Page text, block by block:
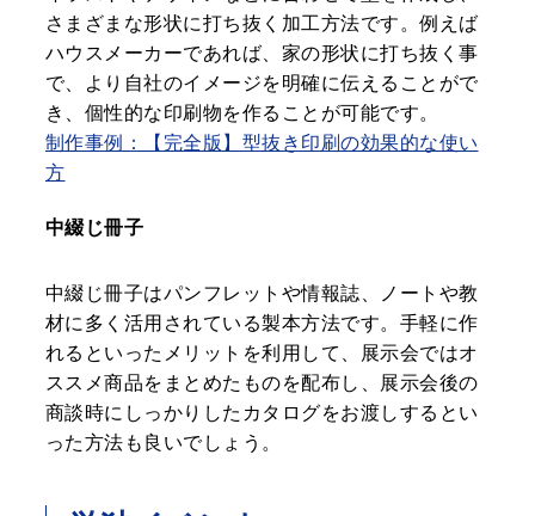
さまざまな形状に打ち抜く加工方法です。例えば
ハウスメーカーであれば、家の形状に打ち抜く事
で、より自社のイメージを明確に伝えることがで
き、個性的な印刷物を作ることが可能です。
制作事例：【完全版】型抜き印刷の効果的な使い
方
中綴じ冊子
中綴じ冊子はパンフレットや情報誌、ノートや教
材に多く活用されている製本方法です。手軽に作
れるといったメリットを利用して、展示会ではオ
ススメ商品をまとめたものを配布し、展示会後の
商談時にしっかりしたカタログをお渡しするとい
った方法も良いでしょう。